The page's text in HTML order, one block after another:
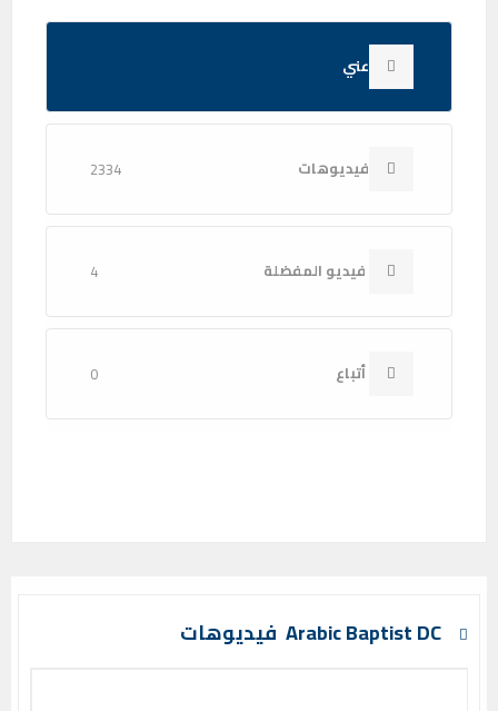
عني
فيديوهات 2334
فيديو المفضلة 4
أتباع 0
Arabic Baptist DC فيديوهات